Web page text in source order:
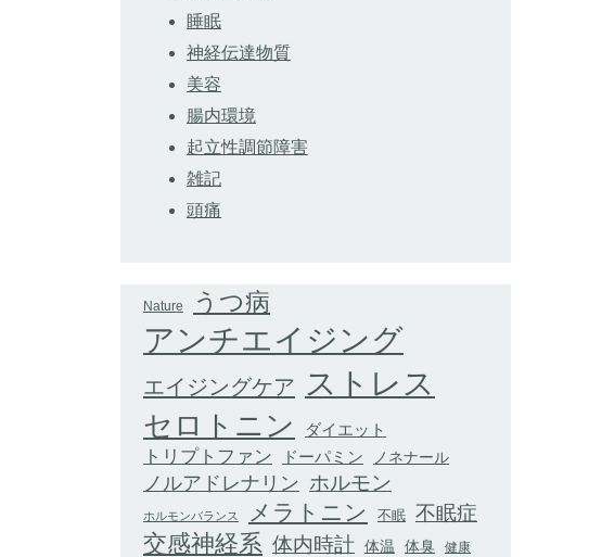
睡眠
神経伝達物質
美容
腸内環境
起立性調節障害
雑記
頭痛
Nature うつ病
アンチエイジング
エイジングケア ストレス
セロトニン ダイエット
トリプトファン ドーパミン ノネナール
ノルアドレナリン ホルモン
ホルモンバランス メラトニン 不眠 不眠症
交感神経系 体内時計 体温 体臭 健康